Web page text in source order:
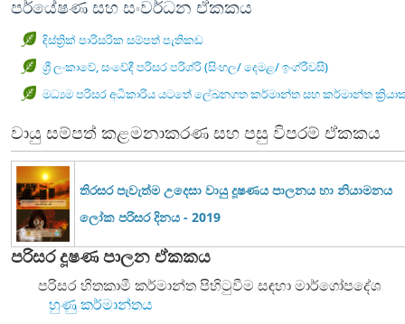
පර්යේෂණ සහ සංවර්ධන ඒකකය
දිස්ත්‍රික් පාරිසරික සම්පත් පැතිකඩ
ශ්‍රී ලංකාවේ, සංවේදී පරිසර පරිශ්රි (සිංහල/ දෙමළ/ ඉංග්රීවසි)
මධ්‍යම පරිසර අධිකාරිය යටතේ ලේඛනගත කර්මාන්ත සහ කර්මාන්ත
වායු සම්පත් කළමනාකරණ සහ පසු විපරම් ඒකකය
තිරසර පැවැත්ම උදෙසා වායු දූෂණය පාලනය හා නියාමනය
ලෝක පරිසර දිනය - 2019
පරිසර දූෂණ පාලන ඒකකය
පරිසර හිතකාමී කර්මාන්ත පිහිටුවීම සඳහා මාර්ගෝපදේශ
හුණු කර්මාන්තය